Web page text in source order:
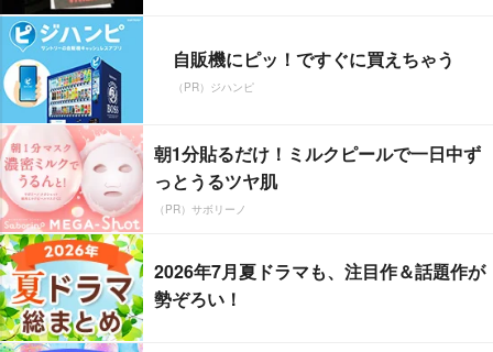
自販機にピッ！ですぐに買えちゃう
（PR）ジハンピ
朝1分貼るだけ！ミルクピールで一日中ず
っとうるツヤ肌
（PR）サボリーノ
2026年7月夏ドラマも、注目作＆話題作が
勢ぞろい！